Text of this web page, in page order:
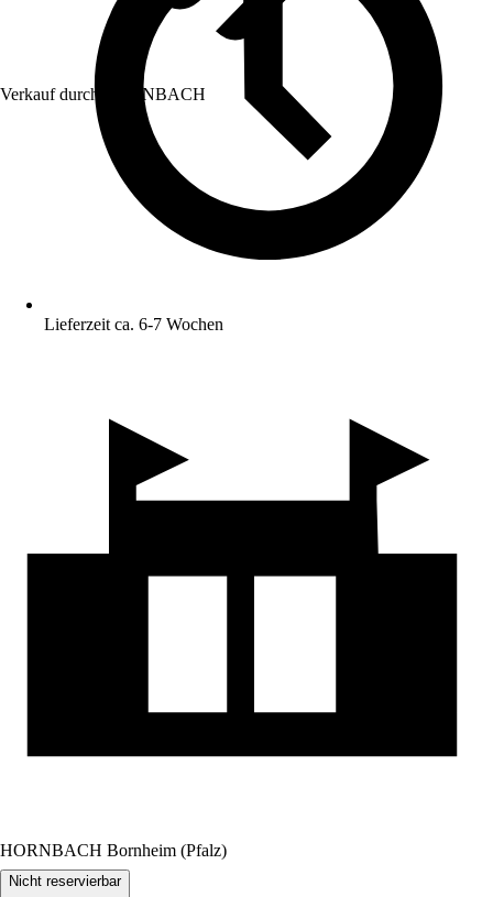
Verkauf durch: HORNBACH
Lieferzeit ca. 6-7 Wochen
HORNBACH Bornheim (Pfalz)
Nicht reservierbar